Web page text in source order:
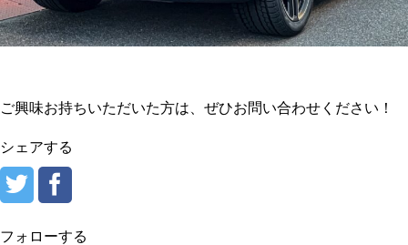
ご興味お持ちいただいた方は、ぜひお問い合わせください！
シェアする
フォローする